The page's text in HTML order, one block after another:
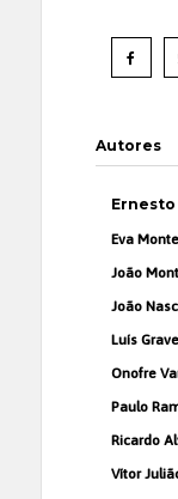
Autores
Eva
João
João
Luís
Onofre
Paulo
Ricardo
Vítor